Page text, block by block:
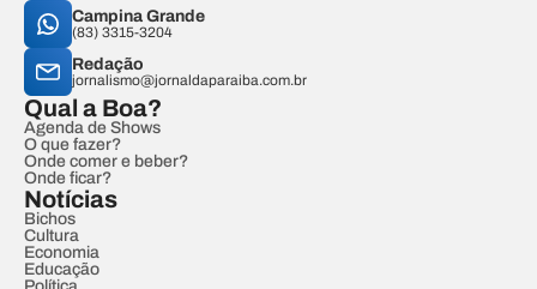
Campina Grande
(83) 3315-3204
Redação
jornalismo@jornaldaparaiba.com.br
Qual a Boa?
Agenda de Shows
O que fazer?
Onde comer e beber?
Onde ficar?
Notícias
Bichos
Cultura
Economia
Educação